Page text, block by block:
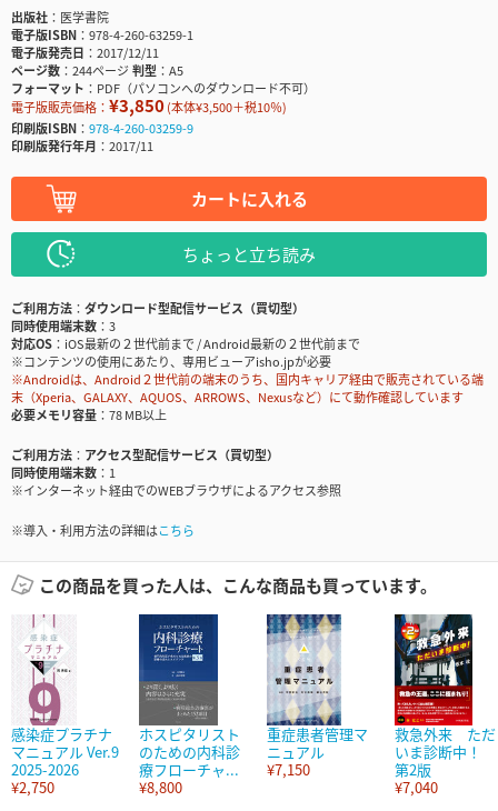
出版社
医学書院
電子版ISBN
978-4-260-63259-1
電子版発売日
2017/12/11
ページ数
244ページ判型
A5
フォーマット
PDF（パソコンへのダウンロード不可）
電子版販売価格： ¥3,850(本体¥3,500＋税10％)
印刷版ISBN
978-4-260-03259-9
印刷版発行年月
2017/11
カートに入れる
ちょっと立ち読み
ご利用方法
ダウンロード型配信サービス（買切型）
同時使用端末数
3
対応OS
iOS最新の２世代前まで / Android最新の２世代前まで
※コンテンツの使用にあたり、専用ビューアisho.jpが必要
※Androidは、Android２世代前の端末のうち、国内キャリア経由で販売されている端
末（Xperia、GALAXY、AQUOS、ARROWS、Nexusなど）にて動作確認しています
必要メモリ容量
78 MB以上
ご利用方法
アクセス型配信サービス（買切型）
同時使用端末数
1
※インターネット経由でのWEBブラウザによるアクセス参照
※導入・利用方法の詳細はこちら
この商品を買った人は、こんな商品も買っています。
感染症プラチナ
マニュアル Ver.9
2025-2026
¥2,750
ホスピタリスト
のための内科診
療フローチャ...
¥8,800
重症患者管理マ
ニュアル
¥7,150
救急外来 ただ
いま診断中！
第2版
¥7,040